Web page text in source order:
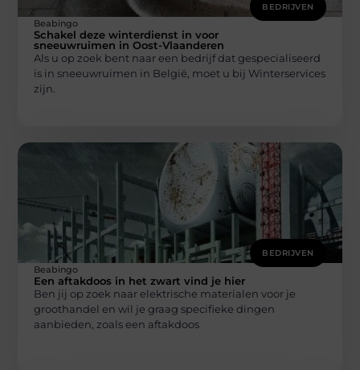
BEDRIJVEN
Beabingo
Schakel deze winterdienst in voor
sneeuwruimen in Oost-Vlaanderen
Als u op zoek bent naar een bedrijf dat gespecialiseerd
is in sneeuwruimen in België, moet u bij Winterservices
zijn.
BEDRIJVEN
Beabingo
Een aftakdoos in het zwart vind je hier
Ben jij op zoek naar elektrische materialen voor je
groothandel en wil je graag specifieke dingen
aanbieden, zoals een aftakdoos